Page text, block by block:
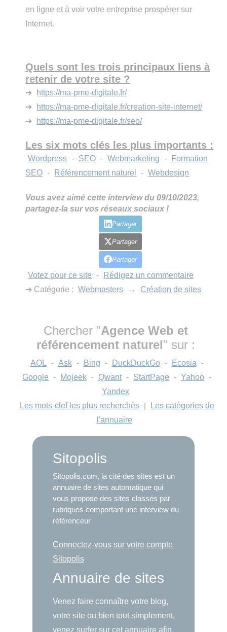
en ligne et à voir votre entreprise prospérer sur
Internet.
Quels sont les trois principaux liens à
retenir de votre site ?
➔
https://ma-pme-digitale.fr/
➔
https://ma-pme-digitale.fr/creation-site-internet/
➔
https://ma-pme-digitale.fr/seo/
Les six mots clés les plus importants :
Wordpress - SEO - Webmarketing -
Formation
SEO - Référencement naturel - Webdesign
Vous avez aimé cette interview du 09/10/2023,
partagez-la sur vos réseaux sociaux !
Partager
Partager
Partager
Votez pour ce site -
Rédigez un commentaire
➔ Catégorie :
Webmasters → Création de sites
Chercher "Agence Web et
référencement naturel" sur :
AOL - Ask - Bing - DuckDuckGo - Ecosia -
Google - Mojeek - Qwant - StartPage - Yahoo -
Yandex
Les mots-clef les plus recherchés
|
Les catégories de
l'annuaire
Sitopolis
Sitopolis.com, la cité des sites est un
annuaire de sites automatique qui
vous propose des sites classés par
rubriques comportant une interview du
référenceur
Connectez-vous sur votre compte
Sitopolis
Annuaire de sites
Venez faire connaître votre blog,
votre site ou bien tout simplement,
venez surfer sur cet annuaire afin